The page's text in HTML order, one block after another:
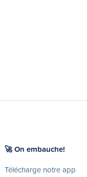
🚀 On embauche!
Télécharge notre app